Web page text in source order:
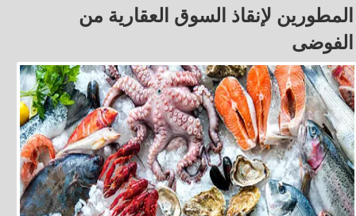
المطورين لإنقاذ السوق العقارية من
الفوضى